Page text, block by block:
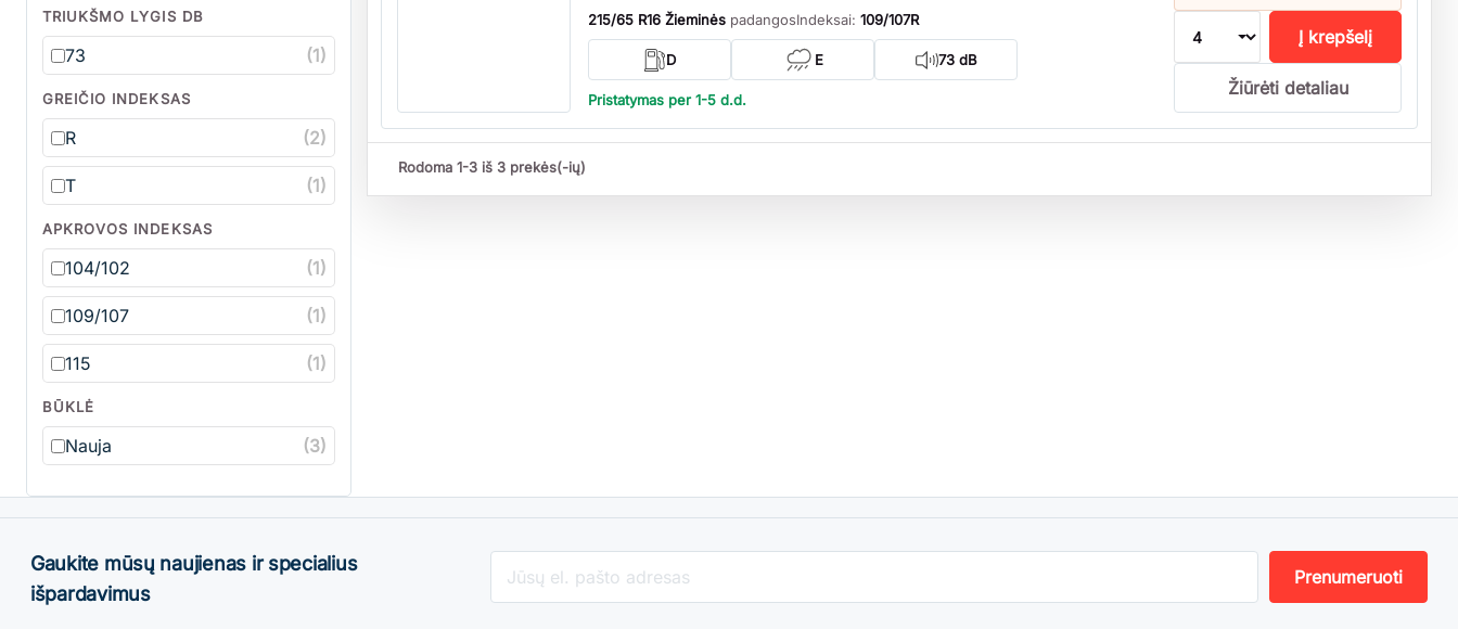
TRIUKŠMO LYGIS DB
73 (1)
GREIČIO INDEKSAS
R (2)
T (1)
APKROVOS INDEKSAS
104/102 (1)
109/107 (1)
115 (1)
BŪKLĖ
Nauja (3)
215/65 R16 Žieminės padangosIndeksai: 109/107R
D E 73 dB
Pristatymas per 1-5 d.d.
Į krepšelį
Žiūrėti detaliau
Rodoma 1-3 iš 3 prekės(-ių)
Gaukite mūsų naujienas ir specialius
išpardavimus